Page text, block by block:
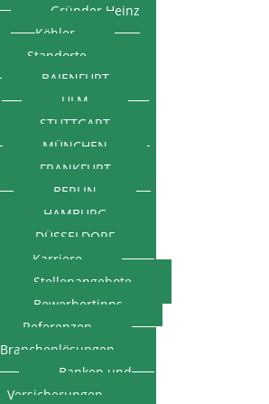
Gründer Heinz
Köhler
Standorte
BAIENFURT
ULM
STUTTGART
MÜNCHEN
FRANKFURT
BERLIN
HAMBURG
DÜSSELDORF
Karriere
Stellenangebote
Bewerbertipps
Referenzen
Branchenlösungen
Banken und
Versicherungen